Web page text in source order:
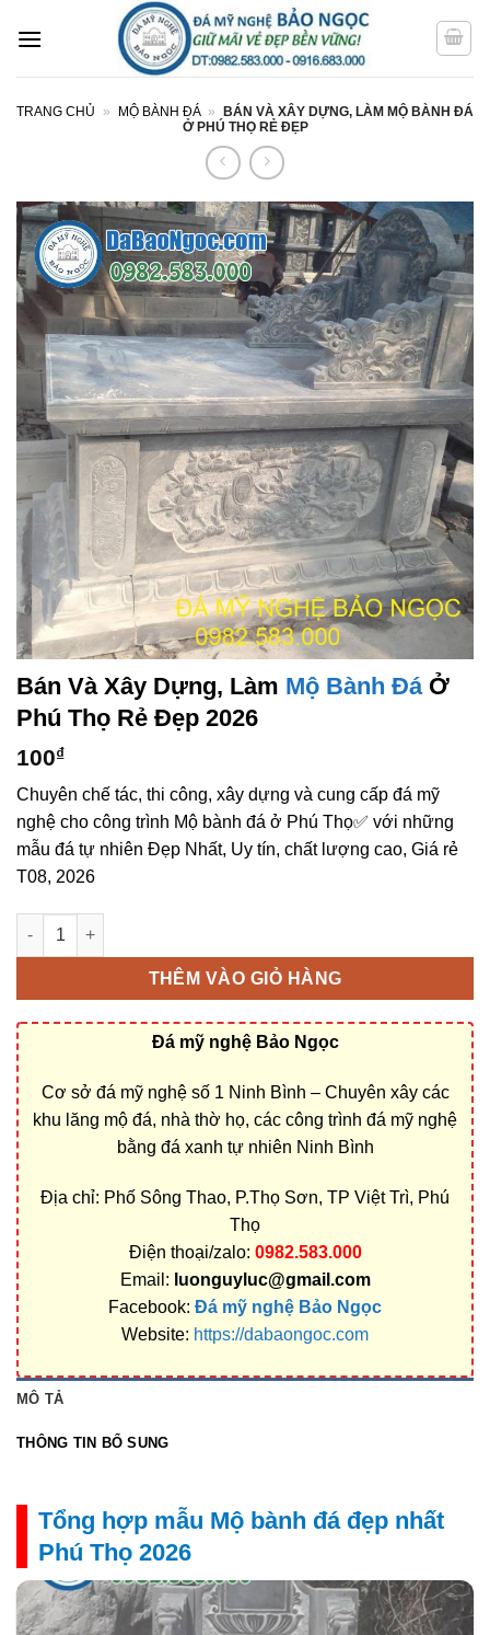
qua
TRANG CHỦ » MỘ BÀNH ĐÁ »
BÁN VÀ XÂY DỰNG, LÀM MỘ BÀNH ĐÁ
Ở PHÚ THỌ RẺ ĐẸP
Bán Và Xây Dựng, Làm Mộ Bành ĐáỞ
Phú Thọ Rẻ Đẹp 2026
100₫
Chuyên chế tác, thi công, xây dựng và cung cấp đá mỹ
nghệ cho công trình Mộ bành đá ở Phú Thọ✅ với những
mẫu đá tự nhiên Đẹp Nhất, Uy tín, chất lượng cao, Giá rẻ
T08, 2026
Bán và xây dựng, làm Mộ bành đá ở Phú Thọ rẻ đẹp số lượng
THÊM VÀO GIỎ HÀNG
Đá mỹ nghệ Bảo Ngọc
Cơ sở đá mỹ nghệ số 1 Ninh Bình – Chuyên xây các
khu lăng mộ đá, nhà thờ họ, các công trình đá mỹ nghệ
bằng đá xanh tự nhiên Ninh Bình
Địa chỉ: Phố Sông Thao, P.Thọ Sơn, TP Việt Trì, Phú
Thọ
Điện thoại/zalo: 0982.583.000
Email: luonguyluc@gmail.com
Facebook: Đá mỹ nghệ Bảo Ngọc
Website: https://dabaongoc.com
MÔ TẢ
THÔNG TIN BỔ SUNG
Tổng hợp mẫu Mộ bành đá đẹp nhất
Phú Thọ 2026